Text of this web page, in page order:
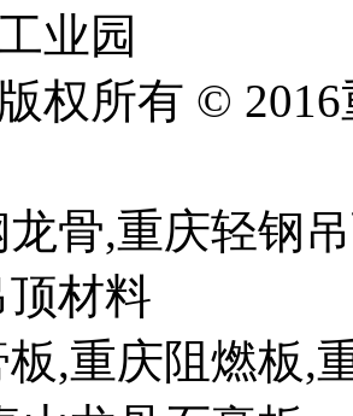
业园
版权所有 ©
骨,重庆轻钢
材料
,重庆阻燃板,